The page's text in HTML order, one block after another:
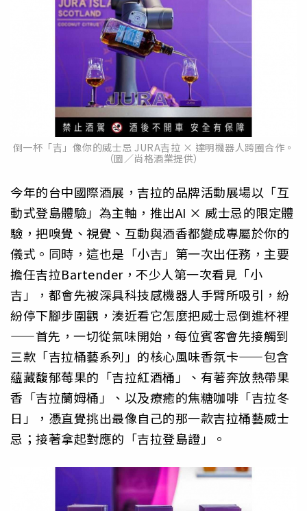
倒一杯「吉」像你的威士忌 JURA吉拉 × 達明機器人跨圈合作。
（圖／尚格酒業提供）
今年的台中國際酒展，吉拉的品牌活動展場以「互
動式登島體驗」為主軸，推出AI × 威士忌的限定體
驗，把嗅覺、視覺、互動與酒香都變成專屬於你的
儀式。同時，這也是「小吉」第一次出任務，主要
擔任吉拉Bartender，不少人第一次看見「小
吉」，都會先被深具科技感機器人手臂所吸引，紛
紛停下腳步圍觀，湊近看它怎麼把威士忌倒進杯裡
——首先，一切從氣味開始，每位賓客會先接觸到
三款「吉拉桶藝系列」的核心風味香氛卡——包含
蘊藏馥郁莓果的「吉拉紅酒桶」、有著奔放熱帶果
香「吉拉蘭姆桶」、以及療癒的焦糖咖啡「吉拉冬
日」，憑直覺挑出最像自己的那一款吉拉桶藝威士
忌；接著拿起對應的「吉拉登島證」。